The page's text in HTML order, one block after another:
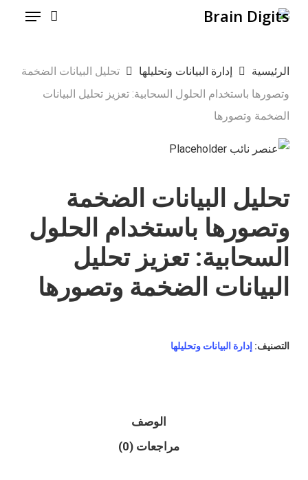
Skip
content
Menu
الرئيسية إدارة البيانات وتحليلها
تحليل البيانات الضخمة
وتصورها باستخدام الحلول السحابية: تعزيز تحليل البيانات
الضخمة وتصورها
تحليل البيانات الضخمة
وتصورها باستخدام الحلول
السحابية: تعزيز تحليل
البيانات الضخمة وتصورها
التصنيف: إدارة البيانات وتحليلها
الوصف
مراجعات (0)